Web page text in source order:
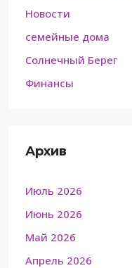
Новости
семейные дома
Солнечный Берег
Финансы
Архив
Июль 2026
Июнь 2026
Май 2026
Апрель 2026